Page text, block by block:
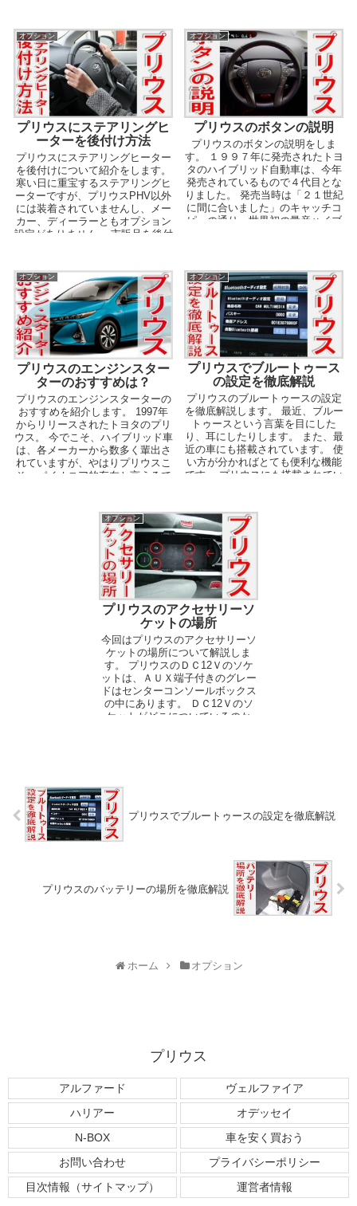
オプション
プリウスにステアリングヒ
ーターを後付け方法
プリウスにステアリングヒーター
を後付けについて紹介をします。
寒い日に重宝するステアリングヒ
ーターですが、プリウスPHV以外
には装着されていませんし、メー
カー、ディーラーともオプション
設定がありません。 市販品を後付
オプション
プリウスのボタンの説明
プリウスのボタンの説明をしま
す。 １９９７年に発売されたトヨ
タのハイブリッド自動車は、今年
発売されているもので４代目とな
りました。 発売当時は「２１世紀
に間に合いました」のキャッチコ
ピーの通り、世界初の量産ハイブ
オプション
プリウスのエンジンスター
ターのおすすめは？
プリウスのエンジンスターターの
おすすめを紹介します。 1997年
からリリースされたトヨタのプリ
ウス。 今でこそ、ハイブリッド車
は、各メーカーから数多く輩出さ
れていますが、やはりプリウスこ
そ、パイオニア的存在と言えるで
オプション
プリウスでブルートゥース
の設定を徹底解説
プリウスのブルートゥースの設定
を徹底解説します。 最近、ブルー
トゥースという言葉を目にした
り、耳にしたりします。 また、最
近の車にも搭載されています。 使
い方が分かればとても便利な機能
です。 プリウスにも搭載されてい
オプション
プリウスのアクセサリーソ
ケットの場所
今回はプリウスのアクセサリーソ
ケットの場所について解説しま
す。 プリウスのＤＣ12Ｖのソケ
ットは、ＡＵＸ端子付きのグレー
ドはセンターコンソールボックス
の中にあります。 ＤＣ12Ｖのソ
ケットがどこについているのか
プリウスでブルートゥースの設定を徹底解説
プリウスのバッテリーの場所を徹底解説
ホーム オプション
プリウス
アルファード
ヴェルファイア
ハリアー
オデッセイ
N-BOX
車を安く買おう
お問い合わせ
プライバシーポリシー
目次情報（サイトマップ）
運営者情報